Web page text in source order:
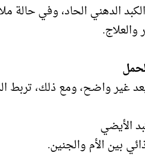
الدهني الحاد، وفي
غير واضح، ومع ذلك، تربط
الأيضي
بين الأم والجنين.